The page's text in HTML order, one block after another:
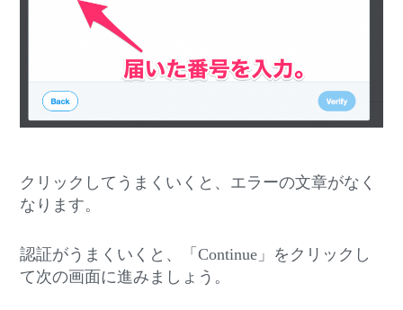
クリックしてうまくいくと、エラーの文章がなく
なります。
認証がうまくいくと、「Continue」をクリックし
て次の画面に進みましょう。